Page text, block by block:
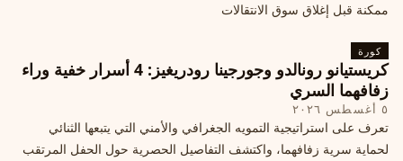
ممكنة قبل إغلاق سوق الانتقالات
كورة
كريستيانو رونالدو وجورجينا رودريغيز: 4 أسرار خفية وراء
زفافهما السري
٥ أغسطس ٢٠٢٦
تعرف على استراتيجية التمويه الجغرافي والأمني التي يتبعها الثنائي
لحماية سرية زفافهما، واكتشف التفاصيل الحصرية حول الحفل المرتقب